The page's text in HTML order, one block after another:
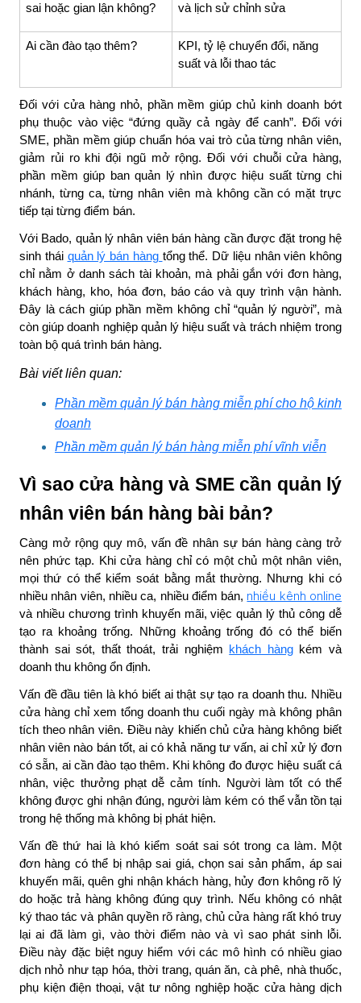
sai hoặc gian lận không?
và lịch sử chỉnh sửa
Ai cần đào tạo thêm?
KPI, tỷ lệ chuyển đổi, năng
suất và lỗi thao tác
Đối với cửa hàng nhỏ, phần mềm giúp chủ kinh doanh bớt
phụ thuộc vào việc “đứng quầy cả ngày để canh”. Đối với
SME, phần mềm giúp chuẩn hóa vai trò của từng nhân viên,
giảm rủi ro khi đội ngũ mở rộng. Đối với chuỗi cửa hàng,
phần mềm giúp ban quản lý nhìn được hiệu suất từng chi
nhánh, từng ca, từng nhân viên mà không cần có mặt trực
tiếp tại từng điểm bán.
Với Bado, quản lý nhân viên bán hàng cần được đặt trong hệ
sinh thái quản lý bán hàng tổng thể. Dữ liệu nhân viên không
chỉ nằm ở danh sách tài khoản, mà phải gắn với đơn hàng,
khách hàng, kho, hóa đơn, báo cáo và quy trình vận hành.
Đây là cách giúp phần mềm không chỉ “quản lý người”, mà
còn giúp doanh nghiệp quản lý hiệu suất và trách nhiệm trong
toàn bộ quá trình bán hàng.
Bài viết liên quan:
Phần mềm quản lý bán hàng miễn phí cho hộ kinh
doanh
Phần mềm quản lý bán hàng miễn phí vĩnh viễn
Vì sao cửa hàng và SME cần quản lý
nhân viên bán hàng bài bản?
Càng mở rộng quy mô, vấn đề nhân sự bán hàng càng trở
nên phức tạp. Khi cửa hàng chỉ có một chủ một nhân viên,
mọi thứ có thể kiểm soát bằng mắt thường. Nhưng khi có
nhiều nhân viên, nhiều ca, nhiều điểm bán, nhiều kênh online
và nhiều chương trình khuyến mãi, việc quản lý thủ công dễ
tạo ra khoảng trống. Những khoảng trống đó có thể biến
thành sai sót, thất thoát, trải nghiệm khách hàngkém và
doanh thu không ổn định.
Vấn đề đầu tiên là khó biết ai thật sự tạo ra doanh thu. Nhiều
cửa hàng chỉ xem tổng doanh thu cuối ngày mà không phân
tích theo nhân viên. Điều này khiến chủ cửa hàng không biết
nhân viên nào bán tốt, ai có khả năng tư vấn, ai chỉ xử lý đơn
có sẵn, ai cần đào tạo thêm. Khi không đo được hiệu suất cá
nhân, việc thưởng phạt dễ cảm tính. Người làm tốt có thể
không được ghi nhận đúng, người làm kém có thể vẫn tồn tại
trong hệ thống mà không bị phát hiện.
Vấn đề thứ hai là khó kiểm soát sai sót trong ca làm. Một
đơn hàng có thể bị nhập sai giá, chọn sai sản phẩm, áp sai
khuyến mãi, quên ghi nhận khách hàng, hủy đơn không rõ lý
do hoặc trả hàng không đúng quy trình. Nếu không có nhật
ký thao tác và phân quyền rõ ràng, chủ cửa hàng rất khó truy
lại ai đã làm gì, vào thời điểm nào và vì sao phát sinh lỗi.
Điều này đặc biệt nguy hiểm với các mô hình có nhiều giao
dịch nhỏ như tạp hóa, thời trang, quán ăn, cà phê, nhà thuốc,
phụ kiện điện thoại, vật tư nông nghiệp hoặc cửa hàng dịch